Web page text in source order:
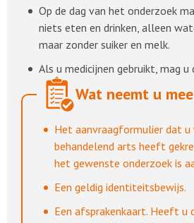
Op de dag van het onderzoek
niets eten en drinken, alleen
maar zonder suiker en melk.
Als u medicijnen gebruikt, mag u
tenzij de arts anders met u
Wat neemt u
Het aanvraagformulier dat u
behandelend arts heeft
het gewenste onderzoek is
Een geldig identiteitsbewijs.
Een afsprakenkaart. Heeft u